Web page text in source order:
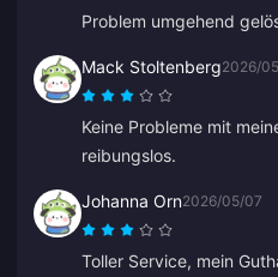
Problem umgehend
Mack Stoltenberg2026/
Keine Probleme mit
reibungslos.
Johanna Orn2026/05/07
Toller Service, mein